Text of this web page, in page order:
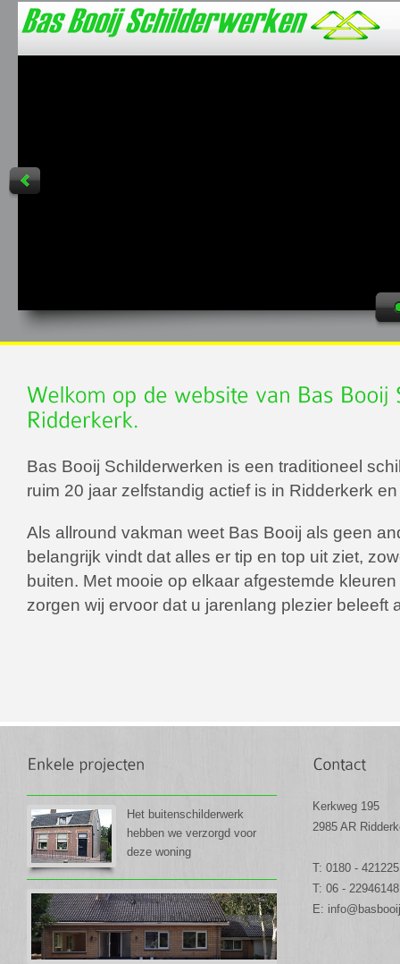
Bas Booij Schilderwerken is een traditioneel
ruim 20 jaar zelfstandig actief is in Ridderkerk
Als allround vakman weet Bas Booij als geen
belangrijk vindt dat alles er tip en top uit ziet,
buiten. Met mooie op elkaar afgestemde
zorgen wij ervoor dat u jarenlang plezier beleeft
Het buitenschilderwerk
hebben we verzorgd voor
deze woning
Het schilderwerk voor deze
woning hebben wij verzorgd.
Kerkweg 195
2985 AR
T: 0180 - 421225
T: 06 - 22946148
E: